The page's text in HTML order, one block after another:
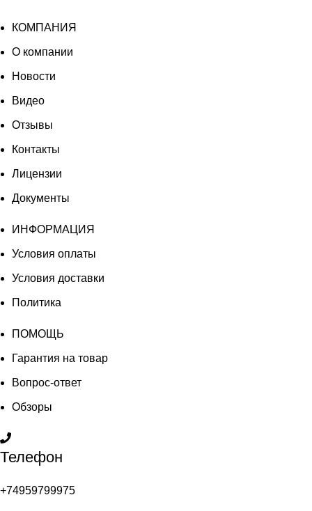
КОМПАНИЯ
О компании
Новости
Видео
Отзывы
Контакты
Лицензии
Документы
ИНФОРМАЦИЯ
Условия оплаты
Условия доставки
Политика
ПОМОЩЬ
Гарантия на товар
Вопрос-ответ
Обзоры
Телефон
+74959799975